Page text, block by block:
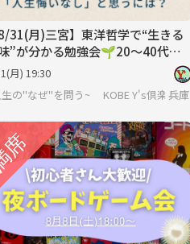
8/31(月)三宮】東洋哲学で“生きる
”が分かる勉強会🌱20〜40代社
限定・初参加歓迎！
月) 19:30
~人生の''なぜ''を問う~ KOBE Y's倶楽部兵庫